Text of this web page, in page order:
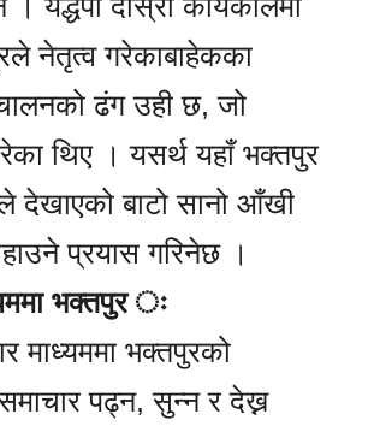
नेतृत्व गरेकाबाहेकका
ढंग उही छ, जो
थिए । यसर्थ यहाँ भक्तपुर
देखाएको बाटो सानो आँखी
प्रयास गरिनेछ ।
भक्तपुर ः
माध्यममा भक्तपुरको
पढ्न, सुन्न र देख्न